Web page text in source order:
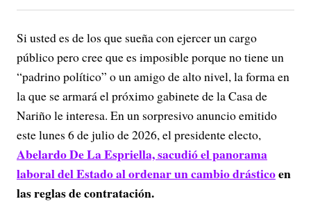
Si usted es de los que sueña con ejercer un cargo
público pero cree que es imposible porque no tiene un
“padrino político” o un amigo de alto nivel, la forma en
la que se armará el próximo gabinete de la Casa de
Nariño le interesa. En un sorpresivo anuncio emitido
este lunes 6 de julio de 2026, el presidente electo,
Abelardo De La Espriella, sacudió el panorama
laboral del Estado al ordenar un cambio drásticoen
las reglas de contratación.